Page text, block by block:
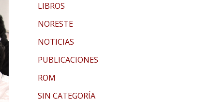
LIBROS
NORESTE
NOTICIAS
PUBLICACIONES
ROM
SIN CATEGORÍA